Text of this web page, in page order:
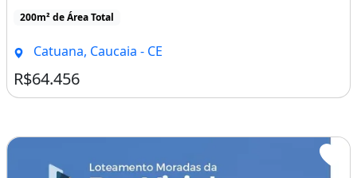
200m² de Área Total
Catuana, Caucaia - CE
R$64.456